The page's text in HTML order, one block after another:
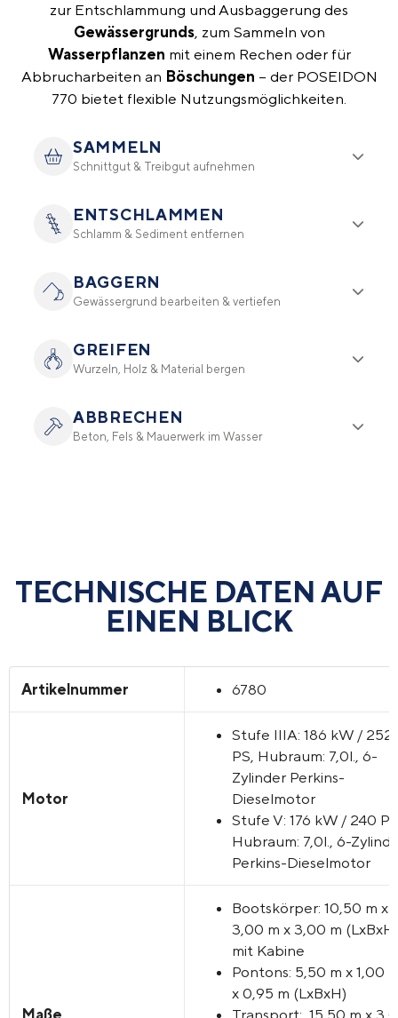
zur Entschlammung und Ausbaggerung des
Gewässergrunds, zum Sammeln von
Wasserpflanzen mit einem Rechen oder für
Abbrucharbeiten an Böschungen – der POSEIDON
770 bietet flexible Nutzungsmöglichkeiten.
SAMMELN
Schnittgut & Treibgut aufnehmen
ENTSCHLAMMEN
Schlamm & Sediment entfernen
BAGGERN
Gewässergrund bearbeiten & vertiefen
GREIFEN
Wurzeln, Holz & Material bergen
ABBRECHEN
Beton, Fels & Mauerwerk im Wasser
TECHNISCHE DATEN AUF
EINEN BLICK
Artikelnummer 6780
Motor
Stufe IIIA: 186 kW / 252
PS, Hubraum: 7,0l., 6-
Zylinder Perkins-
Dieselmotor
Stufe V: 176 kW / 240
Hubraum: 7,0l., 6-
Perkins-Dieselmotor
Bootskörper: 10,50 m x
3,00 m x 3,00 m
mit Kabine
Pontons: 5,50 m x 1,00
x 0,95 m (LxBxH)